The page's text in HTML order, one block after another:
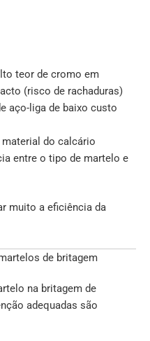
teor de cromo em
(risco de rachaduras)
aço-liga de baixo custo
material do calcário
entre o tipo de martelo e
muito a eficiência da
de britagem
na britagem de
adequadas são